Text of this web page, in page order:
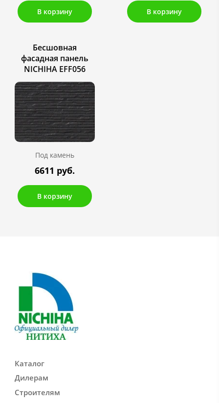
В корзину В корзину
Бесшовная
фасадная панель
NICHIHA EFF056
Под камень
6611 руб.
В корзину
Каталог
Дилерам
Строителям